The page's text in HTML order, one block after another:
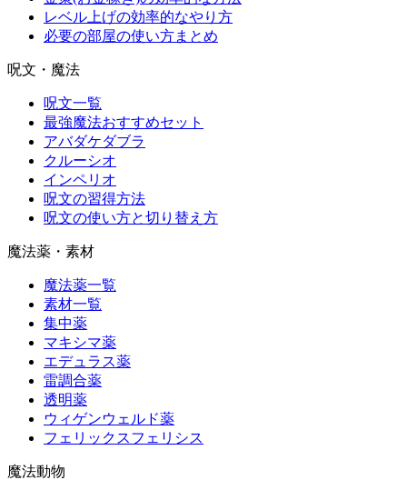
レベル上げの効率的なやり方
必要の部屋の使い方まとめ
呪文・魔法
呪文一覧
最強魔法おすすめセット
アバダケダブラ
クルーシオ
インペリオ
呪文の習得方法
呪文の使い方と切り替え方
魔法薬・素材
魔法薬一覧
素材一覧
集中薬
マキシマ薬
エデュラス薬
雷調合薬
透明薬
ウィゲンウェルド薬
フェリックスフェリシス
魔法動物